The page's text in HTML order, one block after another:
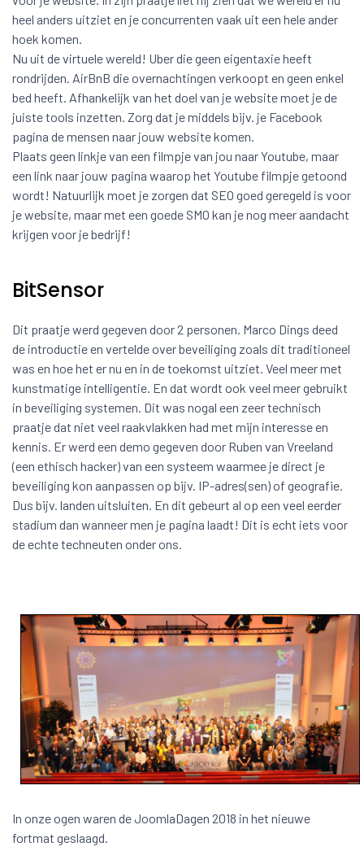
heel anders uitziet en je concurrenten vaak uit een hele ander
hoek komen.
Nu uit de virtuele wereld! Uber die geen eigentaxie heeft
rondrijden. AirBnB die overnachtingen verkoopt en geen enkel
bed heeft. Afhankelijk van het doel van je website moet je de
juiste tools inzetten. Zorg dat je middels bijv. je Facebook
pagina de mensen naar jouw website komen.
Plaats geen linkje van een filmpje van jou naar Youtube, maar
een link naar jouw pagina waarop het Youtube filmpje getoond
wordt! Natuurlijk moet je zorgen dat SEO goed geregeld is voor
je website, maar met een goede SMO kan je nog meer aandacht
krijgen voor je bedrijf!
BitSensor
Dit praatje werd gegeven door 2 personen. Marco Dings deed
de introductie en vertelde over beveiliging zoals dit traditioneel
was en hoe het er nu en in de toekomst uitziet. Veel meer met
kunstmatige intelligentie. En dat wordt ook veel meer gebruikt
in beveiliging systemen. Dit was nogal een zeer technisch
praatje dat niet veel raakvlakken had met mijn interesse en
kennis. Er werd een demo gegeven door Ruben van Vreeland
(een ethisch hacker) van een systeem waarmee je direct je
beveiliging kon aanpassen op bijv. IP-adres(sen) of geografie.
Dus bijv. landen uitsluiten. En dit gebeurt al op een veel eerder
stadium dan wanneer men je pagina laadt! Dit is echt iets voor
de echte techneuten onder ons.
In onze ogen waren de JoomlaDagen 2018 in het nieuwe
fortmat geslaagd.